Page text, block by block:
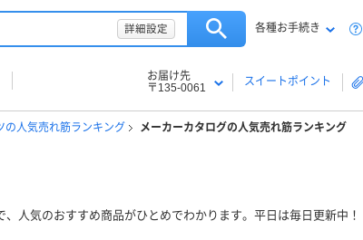
詳細設定 各種お手続き
お届け先
〒135-0061
スイートポイント
の人気売れ筋ランキング メーカーカタログの人気売れ筋ランキング
人気のおすすめ商品がひとめでわかります。平日は毎日更新中！